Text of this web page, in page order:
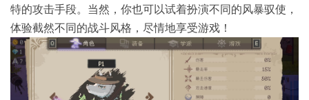
特的攻击手段。当然，你也可以试着扮演不同的风暴驭使，
体验截然不同的战斗风格，尽情地享受游戏！